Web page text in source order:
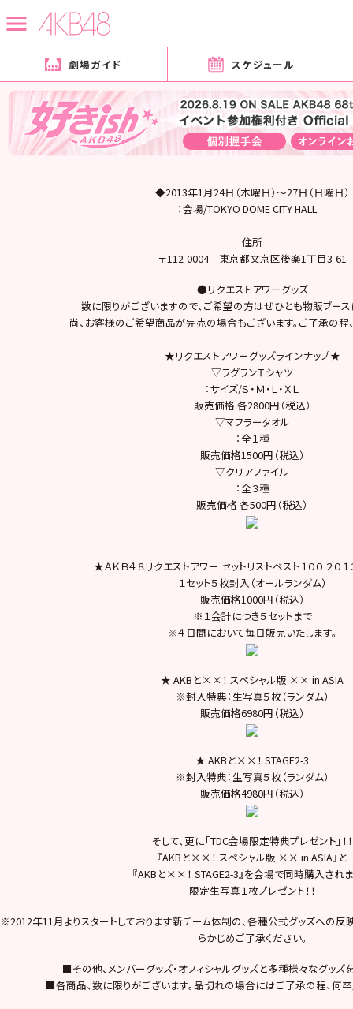
劇場ガイド スケジュール
2013月01月24日
グッズ
ＡＫＢ４８リクエストアワー セットリストベスト１００ ２０１３物販コーナ
ーのお知らせ！！
ご案内が遅くなりましたことを深くお詫び申し上げ
本日、TOKYO DOME CITY HALLにて開催いたします、ＡＫＢ４８リクエストアワー
ッズ販売をご案内いたします。
◆2013年1月24日（木曜日）～27日（日曜日）
：会場/TOKYO DOME CITY HALL
住所
〒112-0004 東京都文京区後楽1丁目3-61
●リクエストアワーグッズ
数に限りがございますので、ご希望の方はぜひとも物販ブース
尚、お客様のご希望商品が完売の場合もございます。ご了承の程
★リクエストアワーグッズラインナップ★
▽ラグランＴシャツ
：サイズ/Ｓ・Ｍ・Ｌ・ＸＬ
販売価格 各2800円（税込）
▽マフラータオル
：全１種
販売価格1500円（税込）
▽クリアファイル
：全３種
販売価格 各500円（税込）
★ＡＫＢ４８リクエストアワー セットリストベスト１００ ２０
１セット５枚封入（オールランダム）
販売価格1000円（税込）
※１会計につき５セットまで
※４日間において毎日販売いたします。
★ AKBと××！ スペシャル版 ×× in ASIA
※封入特典：生写真５枚（ランダム）
販売価格6980円（税込）
★ AKBと××！ STAGE2-3
※封入特典：生写真５枚（ランダム）
販売価格4980円（税込）
そして、更に「TDC会場限定特典プレゼント」！！
『AKBと××！ スペシャル版 ×× in ASIA』と
『AKBと××！ STAGE2-3』を会場で同時購入され
限定生写真１枚プレゼント！！
※2012年11月よりスタートしております新チーム体制の、各種公式グッズへの反
らかじめご了承ください。
■その他、メンバーグッズ・オフィシャルグッズと多種様々なグッズ
■各商品、数に限りがございます。品切れの場合にはご了承の程、何卒